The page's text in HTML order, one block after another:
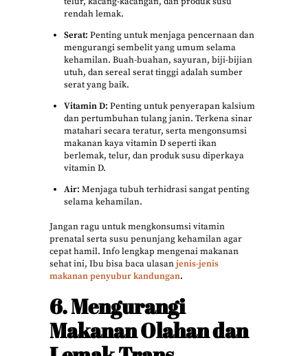
rendah lemak.
Serat:Penting untuk menjaga pencernaan dan
mengurangi sembelit yang umum selama
kehamilan. Buah-buahan, sayuran, biji-bijian
utuh, dan sereal serat tinggi adalah sumber
serat yang baik.
Vitamin D: Penting untuk penyerapan kalsium
dan pertumbuhan tulang janin. Terkena sinar
matahari secara teratur, serta mengonsumsi
makanan kaya vitamin D seperti ikan
berlemak, telur, dan produk susu diperkaya
vitamin D.
Air:Menjaga tubuh terhidrasi sangat penting
selama kehamilan.
Jangan ragu untuk mengkonsumsi vitamin
prenatal serta susu penunjang kehamilan agar
cepat hamil. Info lengkap mengenai makanan
sehat ini, Ibu bisa baca ulasanjenis-jenis
makanan penyubur kandungan.
6. Mengurangi
Makanan Olahan dan